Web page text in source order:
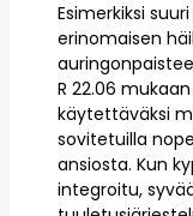
Esimerkiksi
erinomaisen
R 22.06
käytettäväksi
sovitetuilla
ansiosta. Kun
integroitu,